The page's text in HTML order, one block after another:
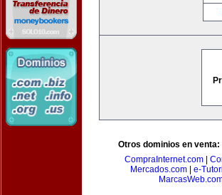
Otros dominios en venta:
CompraInternet.com|
Mercados.com
e-